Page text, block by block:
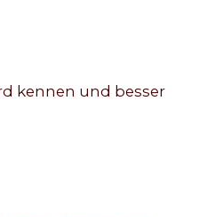
kennen und besser